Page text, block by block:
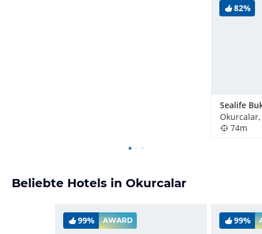
82%
74m
Beliebte Hotels in Okurcalar
99% AWARD 99%